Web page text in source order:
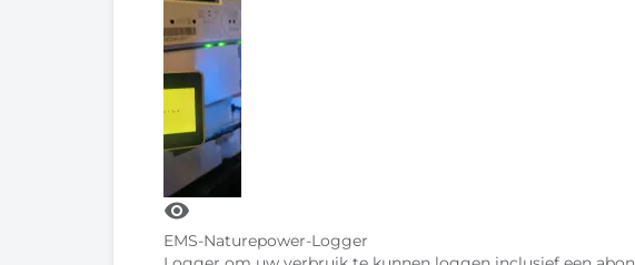
visibility
EMS-Naturepower-Logger